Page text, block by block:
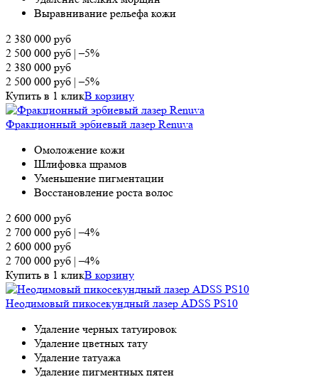
Выравнивание рельефа кожи
2 380 000 руб
2 500 000 руб |–5%
2 380 000 руб
2 500 000 руб |–5%
Купить в 1 кликВ корзину
Фракционный эрбиевый лазер Renuva
Омоложение кожи
Шлифовка шрамов
Уменьшение пигментации
Восстановление роста волос
2 600 000 руб
2 700 000 руб |–4%
2 600 000 руб
2 700 000 руб |–4%
Купить в 1 кликВ корзину
Неодимовый пикосекундный лазер ADSS PS10
Удаление черных татуировок
Удаление цветных тату
Удаление татуажа
Удаление пигментных пятен